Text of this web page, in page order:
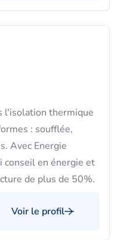
l'isolation thermique
: soufflée,
Avec Energie
conseil en énergie et
de plus de 50%.
Voir le profil